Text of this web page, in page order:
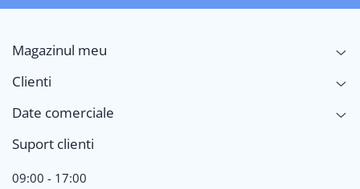
Magazinul meu
Clienti
Date comerciale
Suport clienti
09:00 - 17:00